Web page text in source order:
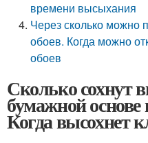
времени высыхания
Через сколько можно
обоев. Когда можно
обоев
Сколько сохнут
бумажной основе
Когда высохнет